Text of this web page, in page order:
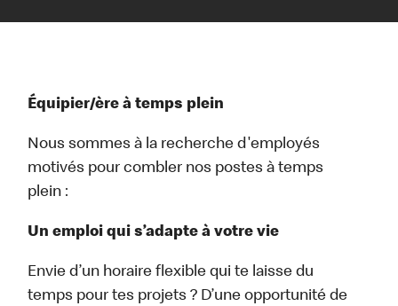
Équipier/ère à temps plein
Nous sommes à la recherche d'employés
motivés pour combler nos postes à temps
plein :
Un emploi qui s’adapte à votre vie
Envie d’un horaire flexible qui te laisse du
temps pour tes projets ? D’une opportunité de